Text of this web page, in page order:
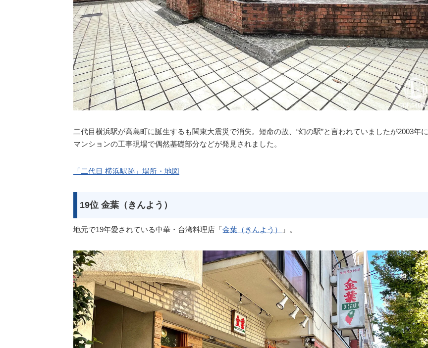
二代目横浜駅が高島町に誕生するも関東大震災で消失。短命の故、“幻の駅”と言われていましたが2003年に
マンションの工事現場で偶然基礎部分などが発見されました。
「二代目 横浜駅跡」場所・地図
19位 金葉（きんよう）
地元で19年愛されている中華・台湾料理店「金葉（きんよう） 」。